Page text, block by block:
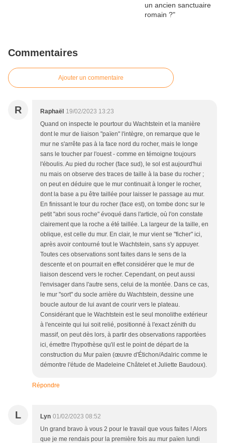
Commentaires
Ajouter un commentaire
R Raphaël 19/02/2023 13:23
Quand on inspecte le pourtour du Wachtstein et la manière
dont le mur de liaison "païen" l'intègre, on remarque que le
mur ne s'arrête pas à la face nord du rocher, mais le longe
sans le toucher par l'ouest - comme en témoigne toujours
l'éboulis. Au pied du rocher (face sud), le sol est aujourd'hui
nu mais on observe des traces de taille à la base du rocher ;
on peut en déduire que le mur continuait à longer le rocher,
dont la base a pu être taillée pour laisser le passage au mur.
En finissant le tour du rocher (face est), on tombe donc sur le
petit "abri sous roche" évoqué dans l'article, où l'on constate
clairement que la roche a été taillée. La largeur de la taille, en
oblique, est celle du mur. En clair, le mur vient se "ficher" ici,
après avoir contourné tout le Wachtstein, sans s'y appuyer.
Toutes ces observations sont faites dans le sens de la
descente et on pourrait en effet considérer que le mur de
liaison descend vers le rocher. Cependant, on peut aussi
l'envisager dans l'autre sens, celui de la montée. Dans ce cas,
le mur "sort" du socle arrière du Wachtstein, dessine une
boucle autour de lui avant de courir vers le plateau.
Considérant que le Wachtstein est le seul monolithe extérieur
à l'enceinte qui lui soit relié, positionné à l'exact zénith du
massif, on peut dès lors, à partir des observations rapportées
ici, émettre l'hypothèse qu'il est le point de départ de la
construction du Mur païen (œuvre d'Étichon/Adalric comme le
démontre l'étude de Madeleine Châtelet et Juliette Baudoux).
Répondre
L Lyn 01/02/2023 08:52
Un grand bravo à vous 2 pour le travail que vous faites ! Alors
que je me rendais pour la première fois au mur païen lundi